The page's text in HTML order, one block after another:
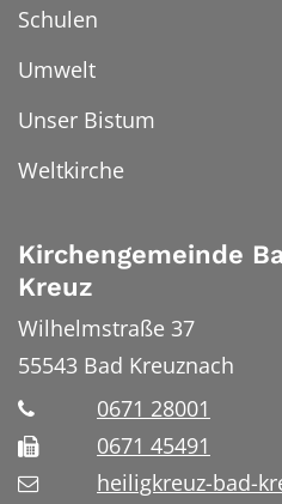
Schulen
Umwelt
Unser Bistum
Weltkirche
Kirchengemeinde
Kreuz
Wilhelmstraße 37
55543 Bad Kreuznach
0671 28001
0671 45491
heiligkreuz-bad-